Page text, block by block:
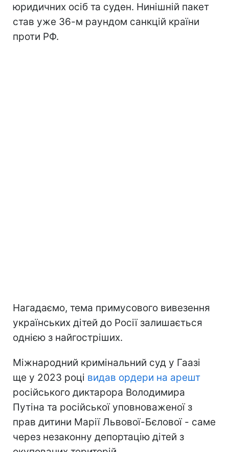
юридичних осіб та суден. Нинішній пакет
став уже 36-м раундом санкцій країни
проти РФ.
Нагадаємо, тема примусового вивезення
українських дітей до Росії залишається
однією з найгостріших.
Міжнародний кримінальний суд у Гаазі
ще у 2023 році видав ордери на арешт
російського диктарора Володимира
Путіна та російської уповноваженої з
прав дитини Марії Львової-Бєлової - саме
через незаконну депортацію дітей з